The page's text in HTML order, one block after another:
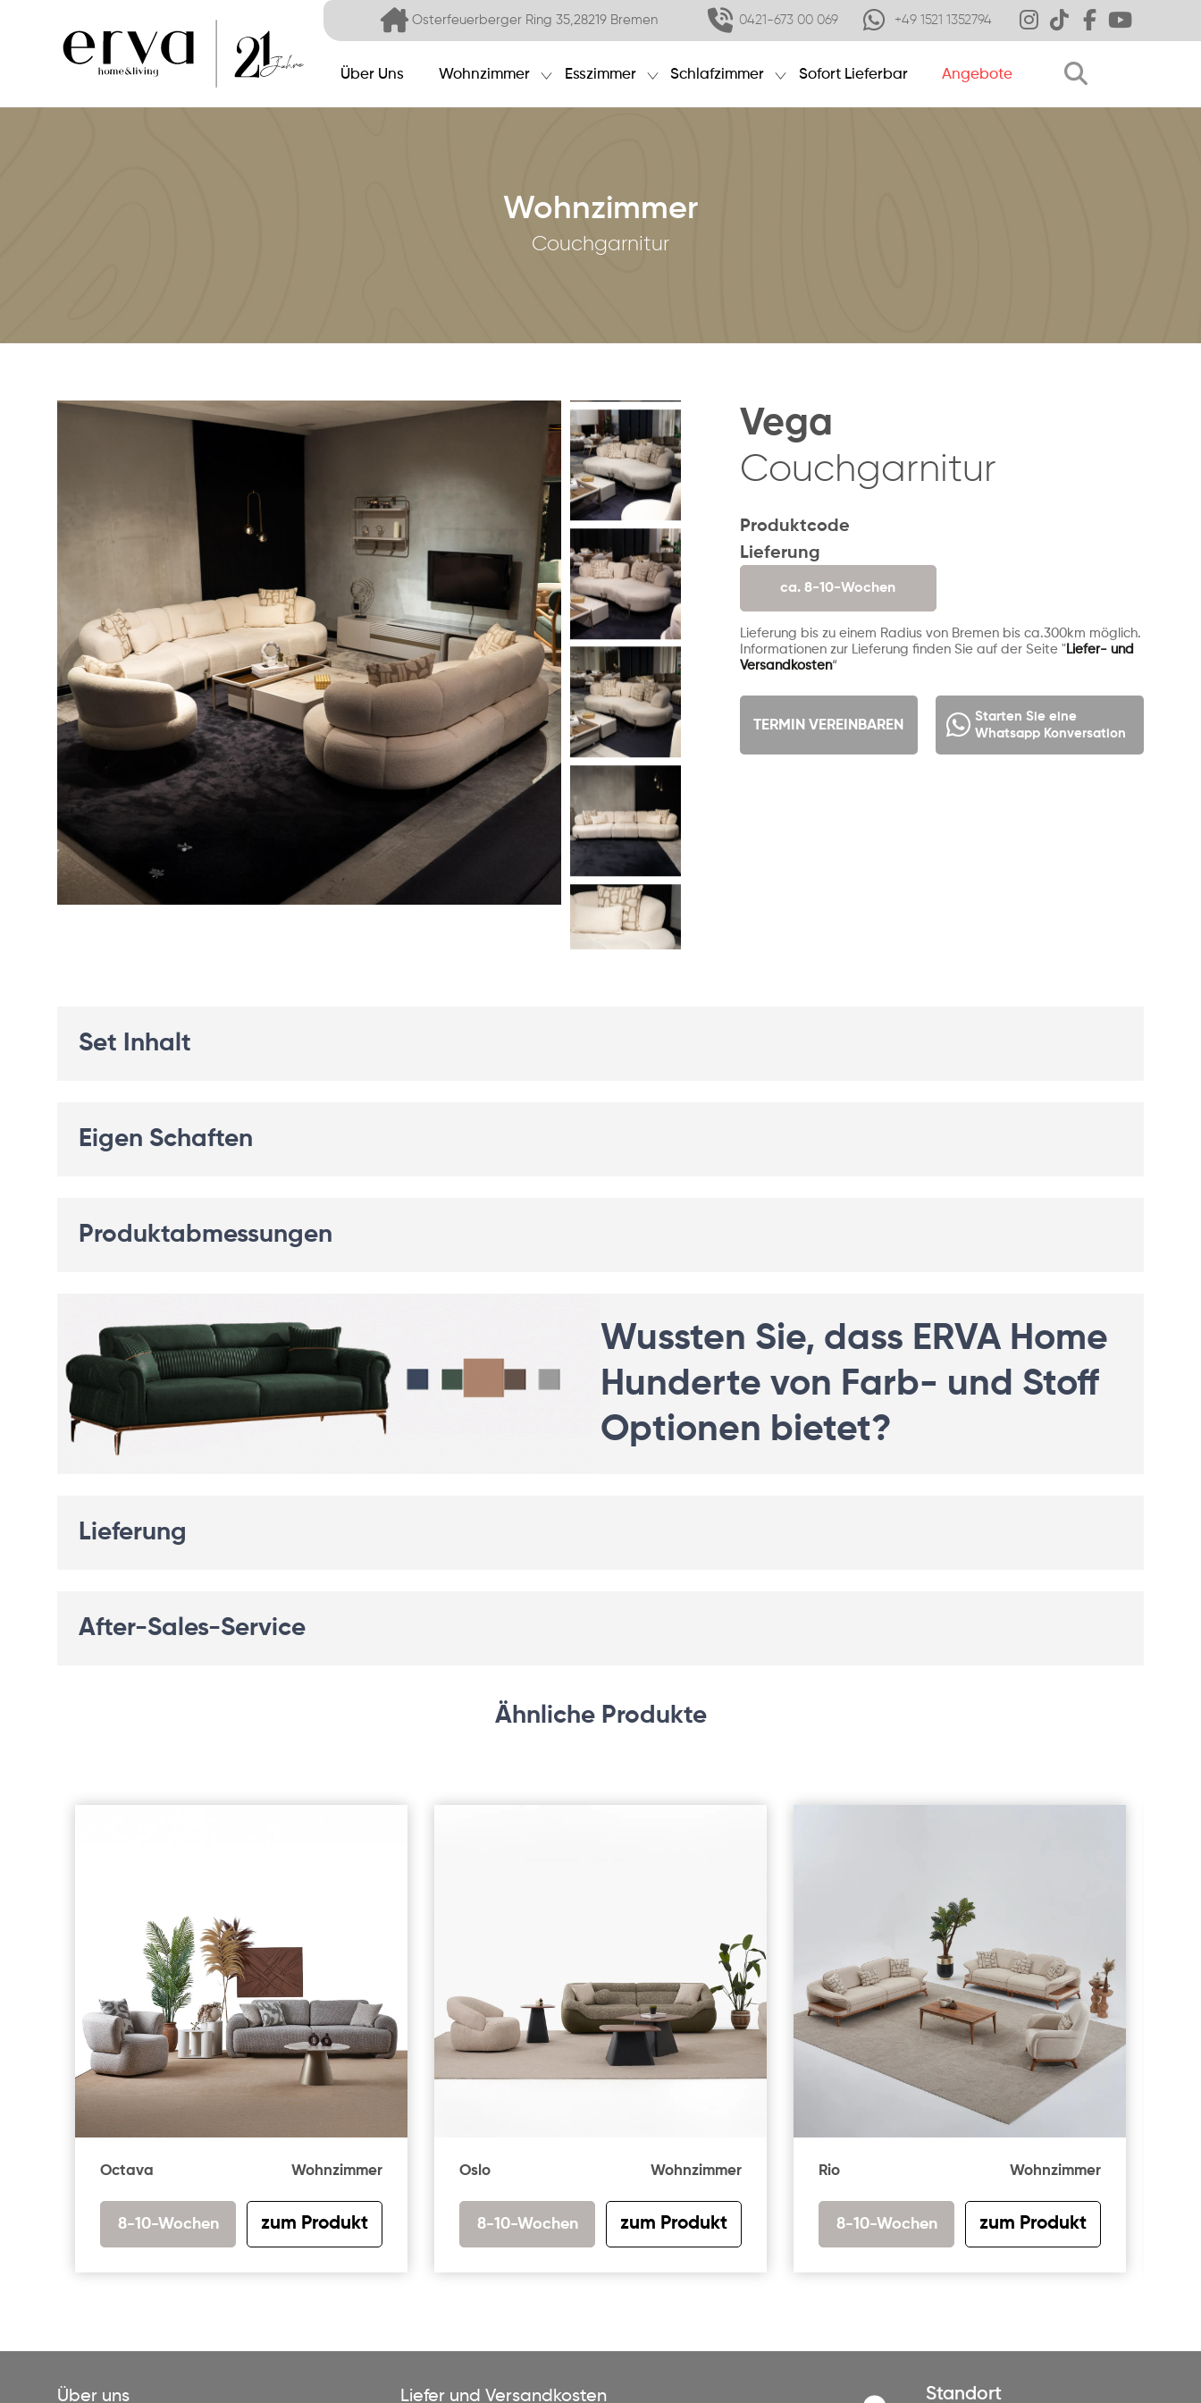
Osterfeuerberger Ring 35,28219 Bremen 0421-673 00 069 +49 1521 1352794
Über Uns Wohnzimmer Esszimmer Schlafzimmer Sofort Lieferbar Angebote
Wohnzimmer
Couchgarnitur
Vega
Couchgarnitur
Produktcode
Lieferung
ca. 8-10-Wochen
Lieferung bis zu einem Radius von Bremen bis ca.300km möglich.
Informationen zur Lieferung finden Sie auf der Seite "Liefer- und
Versandkosten“
TERMIN VEREINBAREN
Starten Sie eine
Whatsapp Konversation
Set Inhalt
Eigen Schaften
Produktabmessungen
Wussten Sie, dass ERVA Home
Hunderte von Farb- und Stoff
Optionen bietet?
Lieferung
After-Sales-Service
Ähnliche Produkte
Octava Wohnzimmer
8-10-Wochen zum Produkt
Oslo Wohnzimmer
8-10-Wochen zum Produkt
Rio Wohnzimmer
8-10-Wochen zum Produkt
Über uns Liefer und Versandkosten Standort